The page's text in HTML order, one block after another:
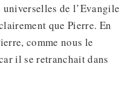
de l’Evangile
que Pierre. En
comme nous le
il se retranchait dans